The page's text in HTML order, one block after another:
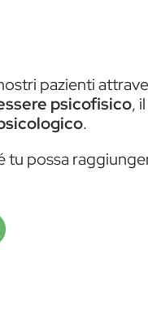
pazienti
psicofisico,
.
possa